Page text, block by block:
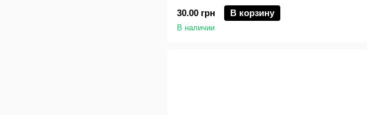
30.00 грн
В корзину
В наличии